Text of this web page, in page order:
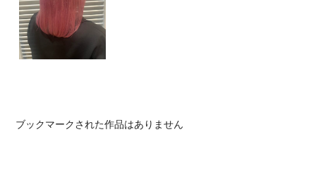
ブックマークされた作品はありません